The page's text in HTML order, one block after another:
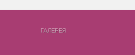
ГАЛЕРЕЯ